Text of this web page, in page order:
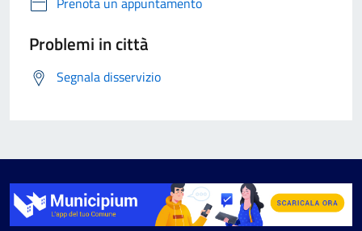
Problemi in città
Segnala disservizio